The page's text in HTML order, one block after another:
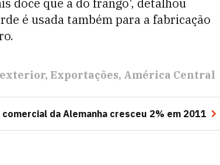
doce que a do frango', detalhou
é usada também para a fabricação
Exportações América Central
da Alemanha cresceu 2% em 2011